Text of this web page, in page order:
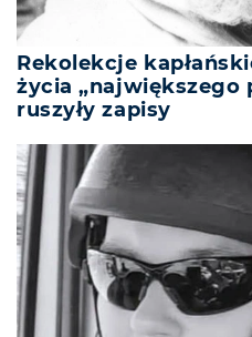
Rekolekcje
życia „największego
ruszyły zapisy